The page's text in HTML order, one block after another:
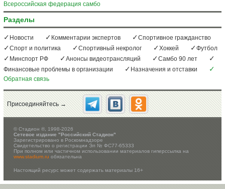
Всероссийская федерация самбо
Разделы
Новости Комментарии экспертов
Спортивное гражданство
Спорт и политика
Спортивный некролог Хоккей
Футбол
Минспорт РФ
Анонсы видеотрансляций
Самбо 90 лет
Финансовые проблемы в организации
Назначения и отставки
Обратная связь
Присоединяйтесь →
©Стадион ®, 1998-2026
Сетевое издание "Российский Стадион"
Зарегистрировано в Роскомнадзоре
Свидетельство о регистрации Эл № ФС77-65333
При полном или частичном использовании материалов гиперссылка на
www.stadium.ruобязательна
Настоящий ресурс может содержать материалы 16+